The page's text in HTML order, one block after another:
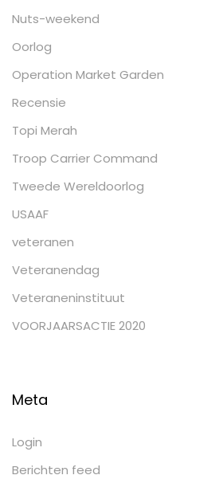
Nuts-weekend
Oorlog
Operation Market Garden
Recensie
Topi Merah
Troop Carrier Command
Tweede Wereldoorlog
USAAF
veteranen
Veteranendag
Veteraneninstituut
VOORJAARSACTIE 2020
Meta
Login
Berichten feed